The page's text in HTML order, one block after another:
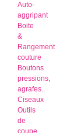
Auto-
aggripant
Boite
&
Rangement
couture
Boutons
pressions,
agrafes..
Ciseaux
Outils
de
coupe